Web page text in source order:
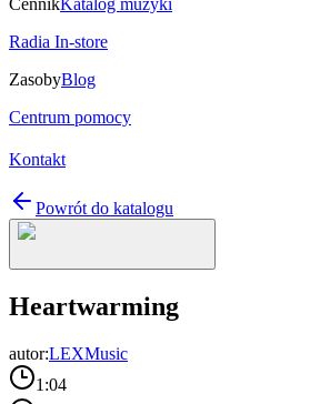
CennikKatalog muzyki
Radia In-store
ZasobyBlog
Centrum pomocy
Kontakt
Powrót do katalogu
Heartwarming
autor:LEXMusic
1:04